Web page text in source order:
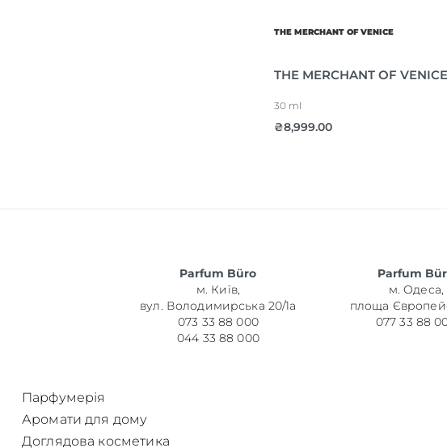
THE MERCHANT OF VENICE
THE MERCHANT OF
30 ml
₴8,999.00
Parfum Büro
м. Київ,
вул. Володимирська 20/1а
073 33 88 000
044 33 88 000
Parfum
м. Одеса,
площа
077 33 88
Парфумерія
Аромати для дому
Доглядова косметика